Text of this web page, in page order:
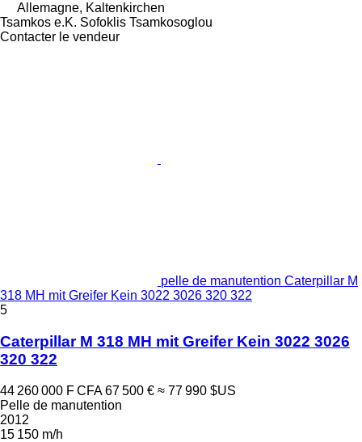
Allemagne, Kaltenkirchen
Tsamkos e.K. Sofoklis Tsamkosoglou
Contacter le vendeur
pelle de manutention Caterpillar M
318 MH mit Greifer Kein 3022 3026 320 322
5
Caterpillar M 318 MH mit Greifer Kein 3022 3026
320 322
44 260 000 F CFA 67 500 € ≈ 77 990 $US
Pelle de manutention
2012
15 150 m/h